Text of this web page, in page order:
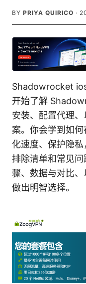
BY PRIYA QUIRICO ·
Shadowrocket
开始了解
安装、配置代理
案。你会学到如
化速度、保护隐
排除清单和常见
骤、数据与对比
做出明智选择。